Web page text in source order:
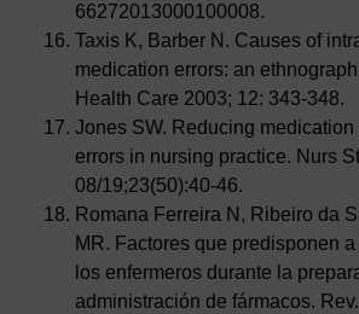
66272013000100008.
Taxis K, Barber N. Causes of
medication errors: an
Health Care 2003; 12: 343-348.
Jones SW. Reducing
errors in nursing practice. Nurs
08/19;23(50):40-46.
Romana Ferreira N, Ribeiro da
MR. Factores que predisponen
los enfermeros durante la
administración de fármacos.